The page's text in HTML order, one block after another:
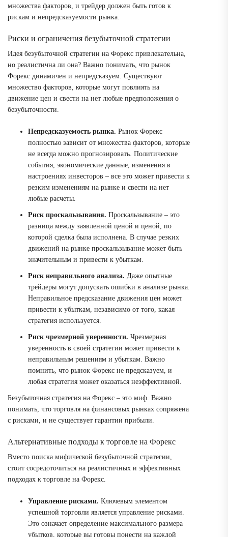
множества факторов, и трейдер должен быть готов к
рискам и непредсказуемости рынка.
Риски и ограничения безубыточной стратегии
Идея безубыточной стратегии на Форекс привлекательна,
но реалистична ли она? Важно понимать, что рынок
Форекс динамичен и непредсказуем. Существуют
множество факторов, которые могут повлиять на
движение цен и свести на нет любые предположения о
безубыточности.
Непредсказуемость рынка. Рынок Форекс
полностью зависит от множества факторов, которые
не всегда можно прогнозировать. Политические
события, экономические данные, изменения в
настроениях инвесторов – все это может привести к
резким изменениям на рынке и свести на нет
любые расчеты.
Риск проскальзывания. Проскальзывание – это
разница между заявленной ценой и ценой, по
которой сделка была исполнена. В случае резких
движений на рынке проскальзывание может быть
значительным и привести к убыткам.
Риск неправильного анализа. Даже опытные
трейдеры могут допускать ошибки в анализе рынка.
Неправильное предсказание движения цен может
привести к убыткам, независимо от того, какая
стратегия используется.
Риск чрезмерной уверенности. Чрезмерная
уверенность в своей стратегии может привести к
неправильным решениям и убыткам. Важно
помнить, что рынок Форекс не предсказуем, и
любая стратегия может оказаться неэффективной.
Безубыточная стратегия на Форекс – это миф. Важно
понимать, что торговля на финансовых рынках сопряжена
с рисками, и не существует гарантии прибыли.
Альтернативные подходы к торговле на Форекс
Вместо поиска мифической безубыточной стратегии,
стоит сосредоточиться на реалистичных и эффективных
подходах к торговле на Форекс.
Управление рисками. Ключевым элементом
успешной торговли является управление рисками.
Это означает определение максимального размера
убытков, которые вы готовы понести на каждой